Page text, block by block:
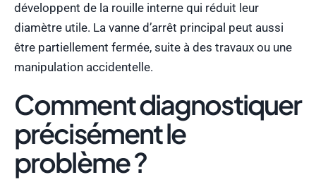
développent de la rouille interne qui réduit leur
diamètre utile. La vanne d’arrêt principal peut aussi
être partiellement fermée, suite à des travaux ou une
manipulation accidentelle.
Comment diagnostiquer
précisément le
problème ?